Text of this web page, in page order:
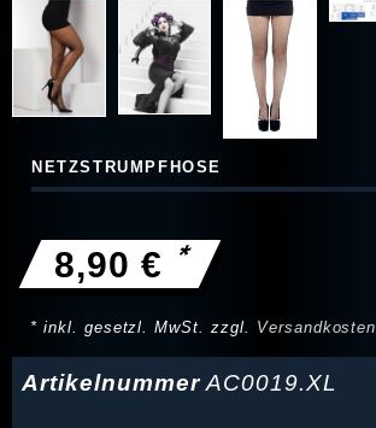
NETZSTRUMPFHOSE
8,90 € *
* inkl. gesetzl. MwSt. zzgl. Versandkosten
ArtikelnummerAC0019.XL